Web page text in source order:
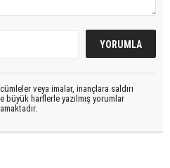
veya imalar, inançlara saldırı
büyük harflerle yazılmış yorumlar